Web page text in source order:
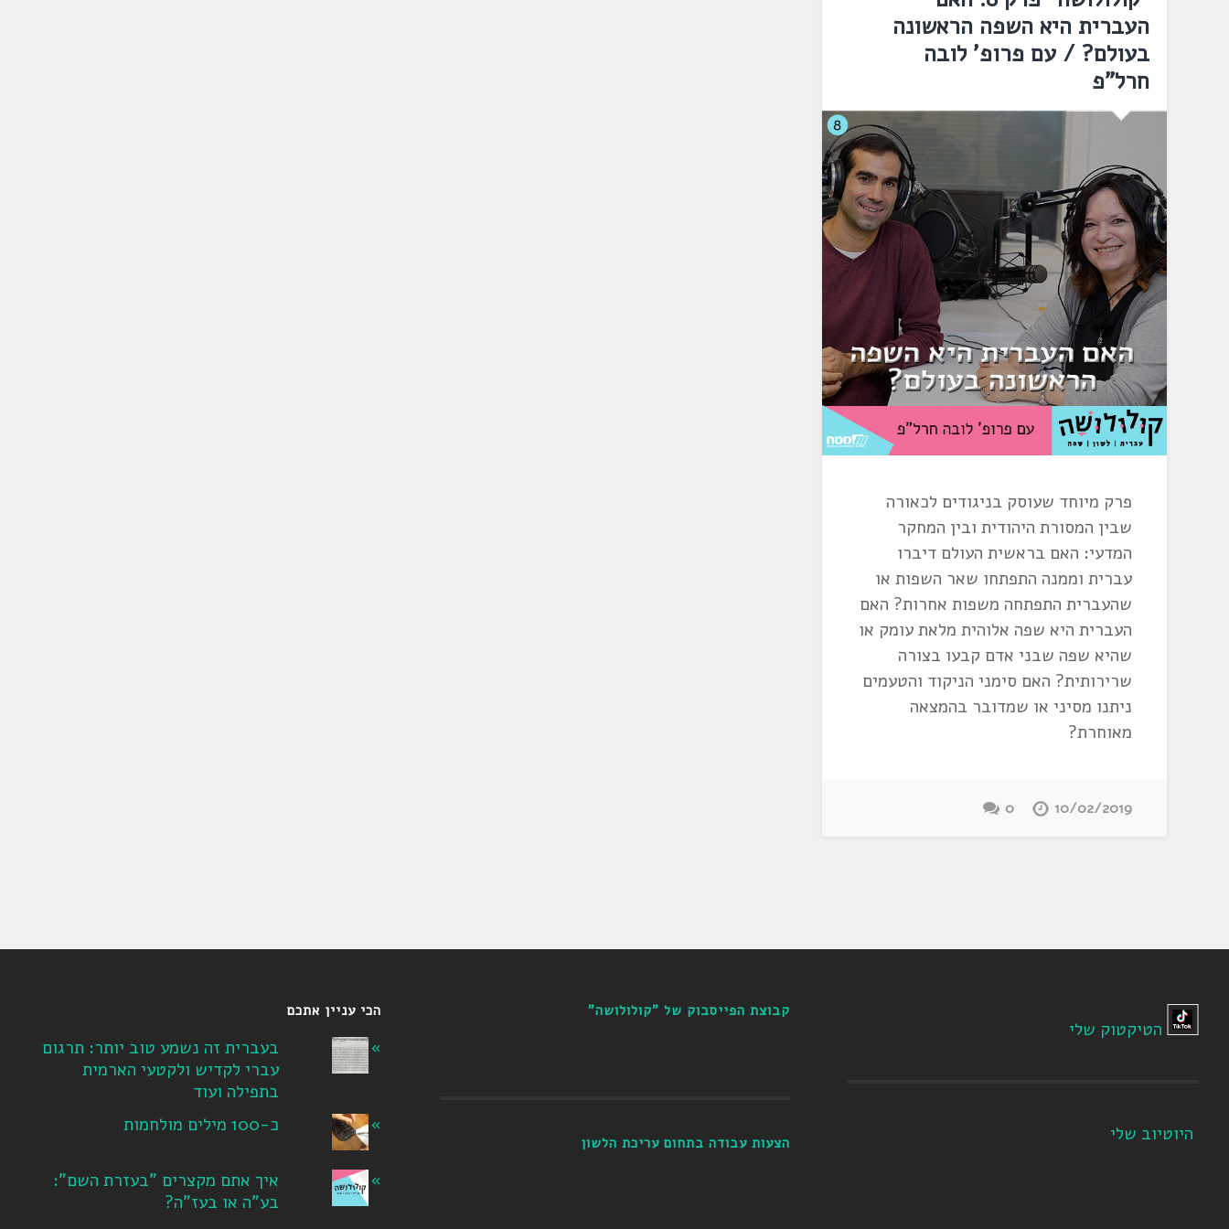
העברית היא השפה הראשונה
בעולם? / עם פרופ' לובה
חרל"פ
פרק מיוחד שעוסק בניגודים לכאורה
שבין המסורת היהודית ובין המחקר
המדעי: האם בראשית העולם דיברו
עברית וממנה התפתחו שאר השפות או
שהעברית התפתחה משפות אחרות? האם
העברית היא שפה אלוהית מלאת עומק או
שהיא שפה שבני אדם קבעו בצורה
שרירותית? האם סימני הניקוד והטעמים
ניתנו מסיני או שמדובר בהמצאה
מאוחרת?
10/02/2019
0
הטיקטוק שלי
היוטיוב שלי
קבוצת הפייסבוק של "קולולושה"
הצעות עבודה בתחום עריכת הלשון
הכי עניין אתכם
בעברית זה נשמע טוב יותר: תרגום
עברי לקדיש ולקטעי הארמית
בתפילה ועוד
כ-100 מילים מולחמות
איך אתם מקצרים "בעזרת השם":
בע"ה או בעז"ה?